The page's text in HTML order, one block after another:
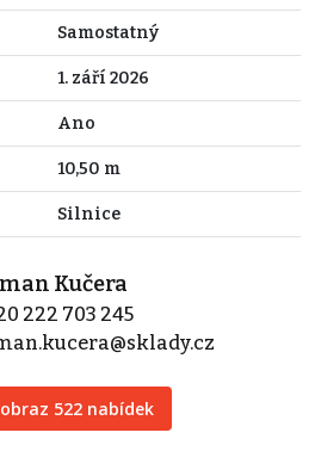
Samostatný
1. září 2026
Ano
10,50 m
Silnice
Kučera
222 703 245
522 nabídek